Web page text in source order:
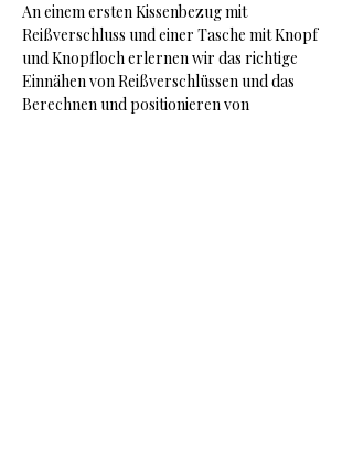
An einem ersten Kissenbezug mit
Reißverschluss und einer Tasche mit Knopf
und Knopfloch erlernen wir das richtige
Einnähen von Reißverschlüssen und das
Berechnen und positionieren von